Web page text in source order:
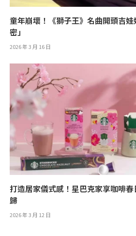
童年崩壞！《獅子王》名曲開頭吉
密」
2026 年 3 月 16 日
打造居家儀式感！星巴克家享咖啡
歸
2026 年 3 月 12 日